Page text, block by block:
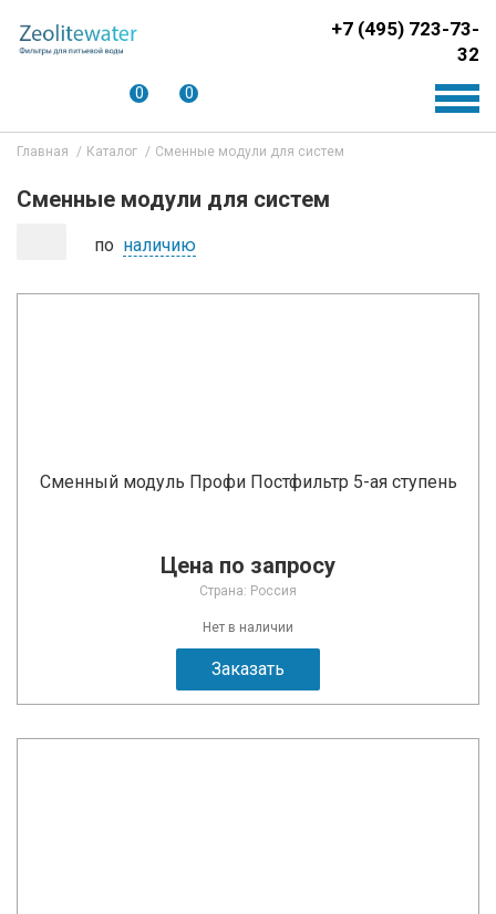
+7 (495) 723-73-
32
0 0
Главная Каталог Сменные модули для систем
Сменные модули для систем
по наличию
Сменный модуль Профи Постфильтр 5-ая ступень
Цена по запросу
Страна: Россия
Нет в наличии
Заказать